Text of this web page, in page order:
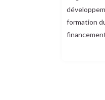
formation